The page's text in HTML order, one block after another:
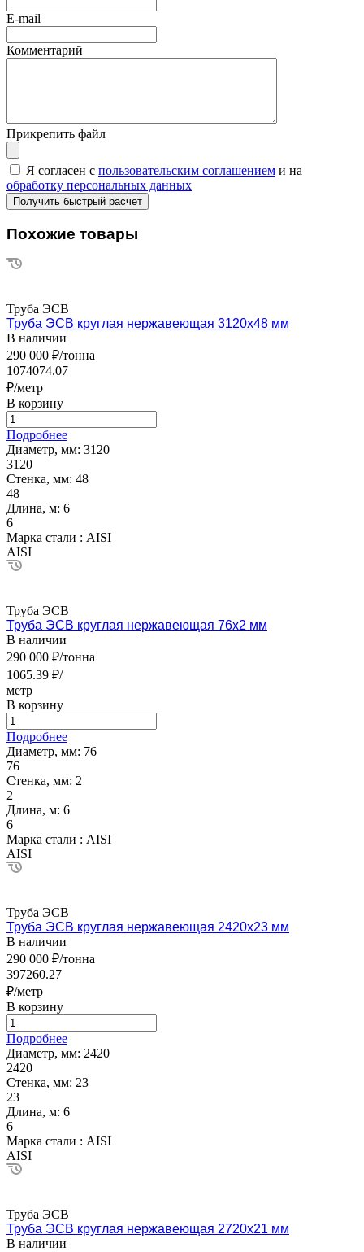
E-mail
Комментарий
Прикрепить файл
Я согласен с пользовательским соглашением и на
обработку персональных данных
Похожие товары
Труба ЭСВ
Труба ЭСВ круглая нержавеющая 3120х48 мм
В наличии
290 000 ₽/тонна
1074074.07
₽/метр
В корзину
Подробнее
Диаметр, мм: 3120
3120
Стенка, мм: 48
48
Длина, м: 6
6
Марка стали : AISI
AISI
Труба ЭСВ
Труба ЭСВ круглая нержавеющая 76х2 мм
В наличии
290 000 ₽/тонна
1065.39 ₽/
метр
В корзину
Подробнее
Диаметр, мм: 76
76
Стенка, мм: 2
2
Длина, м: 6
6
Марка стали : AISI
AISI
Труба ЭСВ
Труба ЭСВ круглая нержавеющая 2420х23 мм
В наличии
290 000 ₽/тонна
397260.27
₽/метр
В корзину
Подробнее
Диаметр, мм: 2420
2420
Стенка, мм: 23
23
Длина, м: 6
6
Марка стали : AISI
AISI
Труба ЭСВ
Труба ЭСВ круглая нержавеющая 2720х21 мм
В наличии